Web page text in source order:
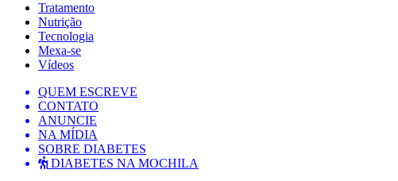
Tratamento
Nutrição
Tecnologia
Mexa-se
Vídeos
QUEM ESCREVE
CONTATO
ANUNCIE
NA MÍDIA
SOBRE DIABETES
DIABETES NA MOCHILA